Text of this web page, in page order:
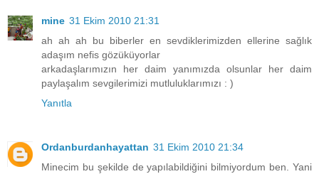
mine 31 Ekim 2010 21:31
ah ah ah bu biberler en sevdiklerimizden ellerine sağlık
adaşım nefis gözüküyorlar
arkadaşlarımızın her daim yanımızda olsunlar her daim
paylaşalım sevgilerimizi mutluluklarımızı : )
Yanıtla
Ordanburdanhayattan 31 Ekim 2010 21:34
Minecim bu şekilde de yapılabildiğini bilmiyordum ben. Yani